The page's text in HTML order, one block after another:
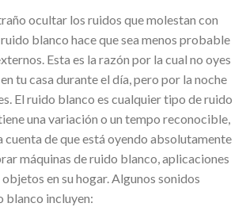
ocultar los ruidos que molestan con
blanco hace que sea menos probable
Esta es la razón por la cual no oyes
tu casa durante el día, pero por la noche
El ruido blanco es cualquier tipo de ruido
una variación o un tempo reconocible,
cuenta de que está oyendo absolutamente
máquinas de ruido blanco, aplicaciones
en su hogar. Algunos sonidos
blanco incluyen: